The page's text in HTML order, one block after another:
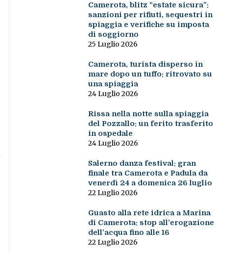
Camerota, blitz “estate sicura”:
sanzioni per rifiuti, sequestri in
spiaggia e verifiche su imposta
di soggiorno
25 Luglio 2026
Camerota, turista disperso in
mare dopo un tuffo: ritrovato su
una spiaggia
24 Luglio 2026
Rissa nella notte sulla spiaggia
del Pozzallo: un ferito trasferito
in ospedale
24 Luglio 2026
Salerno danza festival: gran
finale tra Camerota e Padula da
venerdì 24 a domenica 26 luglio
22 Luglio 2026
Guasto alla rete idrica a Marina
di Camerota: stop all’erogazione
dell’acqua fino alle 16
22 Luglio 2026